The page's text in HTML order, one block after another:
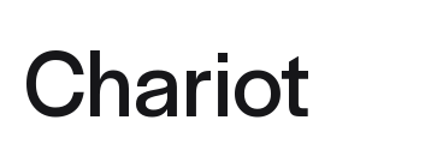
pierre
Chariot